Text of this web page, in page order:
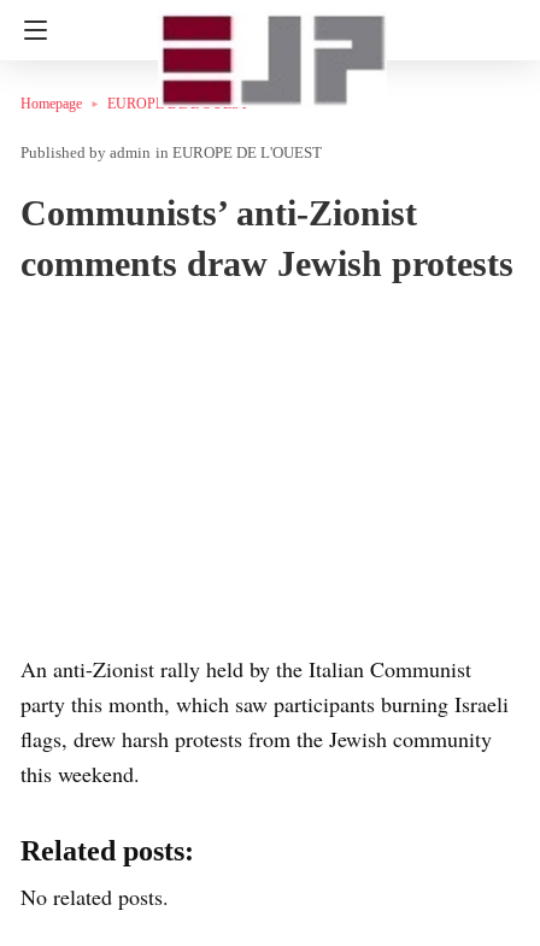
Homepage EUROPE DE L'OUEST
admin in EUROPE DE L'OUEST
Communists’ anti-Zionist
comments draw Jewish protests
An anti-Zionist rally held by the Italian Communist
party this month, which saw participants burning Israeli
flags, drew harsh protests from the Jewish community
this weekend.
Related posts:
No related posts.